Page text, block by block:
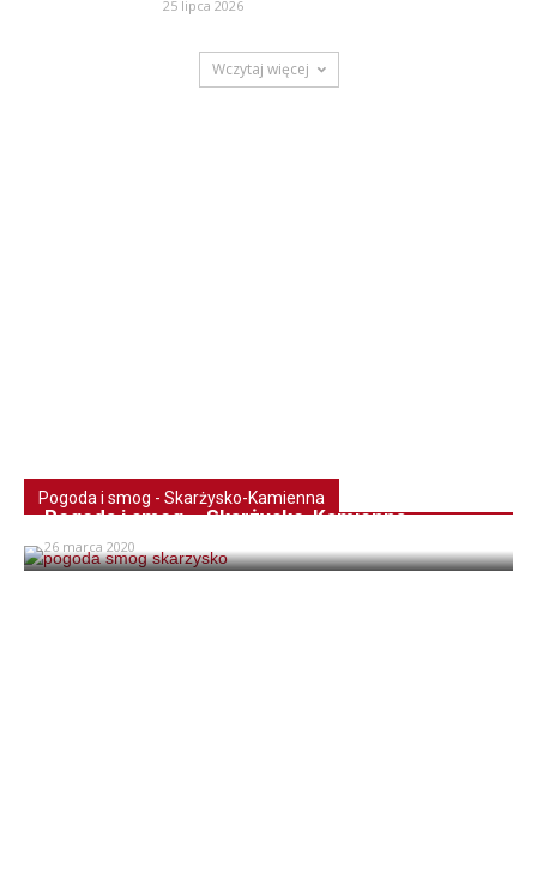
25 lipca 2026
Wczytaj więcej
Pogoda i smog - Skarżysko-Kamienna
Pogoda i smog – Skarżysko-Kamienna
26 marca 2020